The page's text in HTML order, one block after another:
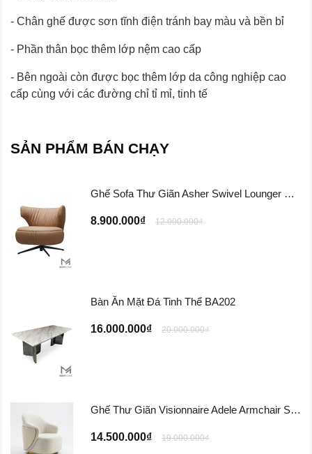
- Chân ghế được sơn tĩnh điện tránh bay màu và bền bỉ
- Phần thân bọc thêm lớp nệm cao cấp
- Bên ngoài còn được bọc thêm lớp da công nghiệp cao
cấp cùng với các đường chỉ tỉ mỉ, tinh tế
SẢN PHẨM BÁN CHẠY
Ghế Sofa Thư Giãn Asher Swivel Lounger Chair ...
8.900.000₫ 12.000.000₫
Bàn Ăn Mặt Đá Tinh Thể BA202
16.000.000₫ 20.000.000₫
Ghế Thư Giãn Visionnaire Adele Armchair SFD11
14.500.000₫ 19.000.000₫